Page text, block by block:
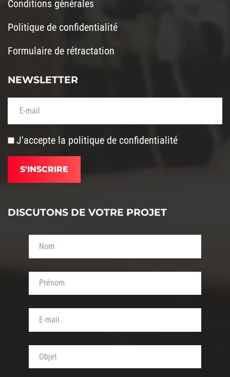
Conditions générales
Politique de confidentialité
Formulaire de rétractation
NEWSLETTER
Votre adresse de messagerie (obligatoire)
J'accepte la politique de confidentialité
DISCUTONS DE VOTRE PROJET
Votre nom (obligatoire)
Votre prénom (obligatoire)
Votre adresse de messagerie (obligatoire)
Objet de votre message (obligatoire)